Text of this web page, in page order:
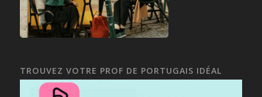
TROUVEZ VOTRE PROF DE PORTUGAIS IDÉAL